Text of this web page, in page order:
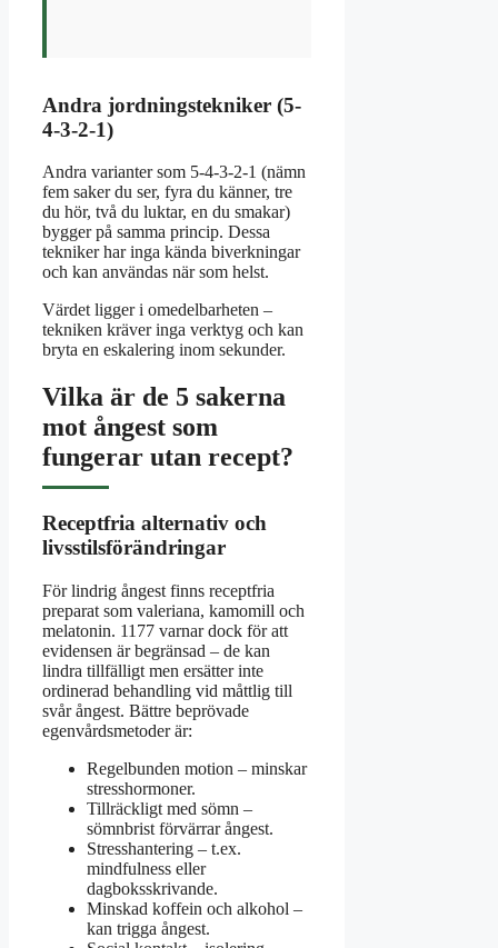
Andra jordningstekniker (5-
4-3-2-1)
Andra varianter som 5-4-3-2-1 (nämn
fem saker du ser, fyra du känner, tre
du hör, två du luktar, en du smakar)
bygger på samma princip. Dessa
tekniker har inga kända biverkningar
och kan användas när som helst.
Värdet ligger i omedelbarheten –
tekniken kräver inga verktyg och kan
bryta en eskalering inom sekunder.
Vilka är de 5 sakerna
mot ångest som
fungerar utan recept?
Receptfria alternativ och
livsstilsförändringar
För lindrig ångest finns receptfria
preparat som valeriana, kamomill och
melatonin. 1177 varnar dock för att
evidensen är begränsad – de kan
lindra tillfälligt men ersätter inte
ordinerad behandling vid måttlig till
svår ångest. Bättre beprövade
egenvårdsmetoder är:
Regelbunden motion – minskar
stresshormoner.
Tillräckligt med sömn –
sömnbrist förvärrar ångest.
Stresshantering – t.ex.
mindfulness eller
dagboksskrivande.
Minskad koffein och alkohol –
kan trigga ångest.